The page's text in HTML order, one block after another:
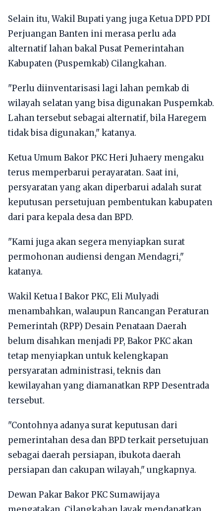
Selain itu, Wakil Bupati yang juga Ketua DPD PDI
Perjuangan Banten ini merasa perlu ada
alternatif lahan bakal Pusat Pemerintahan
Kabupaten (Puspemkab) Cilangkahan.
"Perlu diinventarisasi lagi lahan pemkab di
wilayah selatan yang bisa digunakan Puspemkab.
Lahan tersebut sebagai alternatif, bila Haregem
tidak bisa digunakan," katanya.
Ketua Umum Bakor PKC Heri Juhaery mengaku
terus memperbarui perayaratan. Saat ini,
persyaratan yang akan diperbarui adalah surat
keputusan persetujuan pembentukan kabupaten
dari para kepala desa dan BPD.
"Kami juga akan segera menyiapkan surat
permohonan audiensi dengan Mendagri,"
katanya.
Wakil Ketua I Bakor PKC, Eli Mulyadi
menambahkan, walaupun Rancangan Peraturan
Pemerintah (RPP) Desain Penataan Daerah
belum disahkan menjadi PP, Bakor PKC akan
tetap menyiapkan untuk kelengkapan
persyaratan administrasi, teknis dan
kewilayahan yang diamanatkan RPP Desentrada
tersebut.
"Contohnya adanya surat keputusan dari
pemerintahan desa dan BPD terkait persetujuan
sebagai daerah persiapan, ibukota daerah
persiapan dan cakupan wilayah," ungkapnya.
Dewan Pakar Bakor PKC Sumawijaya